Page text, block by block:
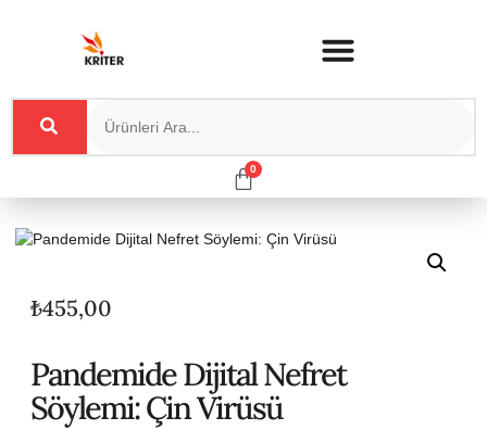
0
₺455,00
Pandemide Dijital Nefret
Söylemi: Çin Virüsü